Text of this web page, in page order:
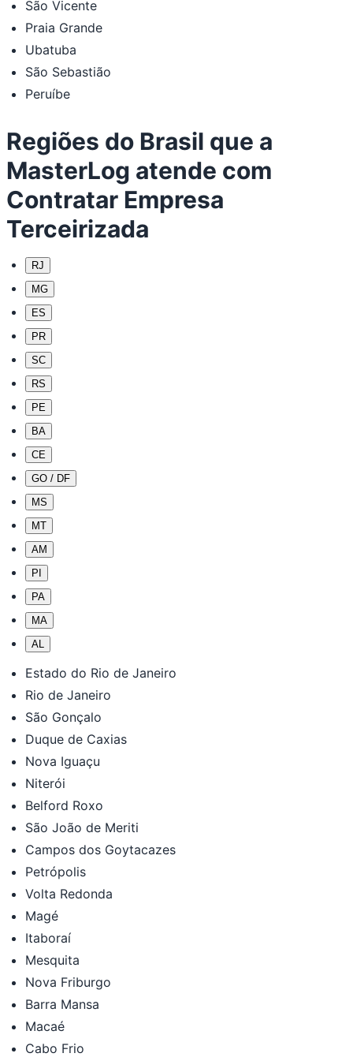
São Vicente
Praia Grande
Ubatuba
São Sebastião
Peruíbe
Regiões do Brasil que a
MasterLog atende com
Contratar Empresa
Terceirizada
RJ
MG
ES
PR
SC
RS
PE
BA
CE
GO / DF
MS
MT
AM
PI
PA
MA
AL
Estado do Rio de Janeiro
Rio de Janeiro
São Gonçalo
Duque de Caxias
Nova Iguaçu
Niterói
Belford Roxo
São João de Meriti
Campos dos Goytacazes
Petrópolis
Volta Redonda
Magé
Itaboraí
Mesquita
Nova Friburgo
Barra Mansa
Macaé
Cabo Frio